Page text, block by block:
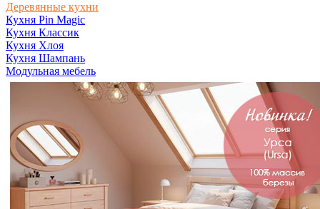
Деревянные кухни
Кухня Pin Magic
Кухня Классик
Кухня Хлоя
Кухня Шампань
Модульная мебель